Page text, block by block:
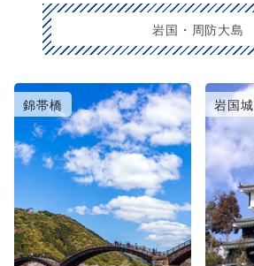
岩国・周防大島
錦帯橋 岩国城